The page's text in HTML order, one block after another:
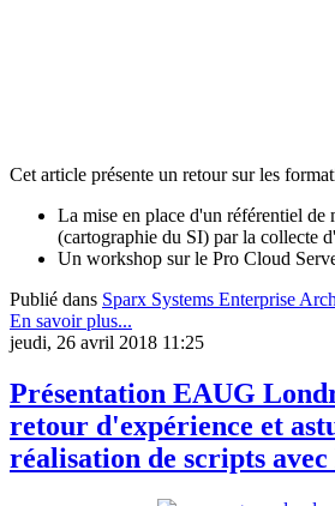
Cet article présente un retour sur les
La mise en place d'un référentiel de
(cartographie du SI) par la collecte
Un workshop sur le Pro Cloud
Publié dans Sparx Systems Enterprise
En savoir plus...
jeudi, 26 avril 2018 11:25
Présentation EAUG
retour d'expérience et
réalisation de scripts avec